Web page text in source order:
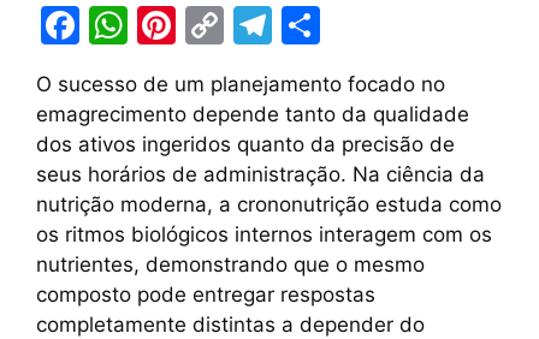
F
c
e
b
o
o
k
W
at
s
A
p
p
Pi
er
e
st
C
o
p
y
Li
n
k
T
e
gr
a
m
ar
e
O sucesso de um planejamento focado no
emagrecimento depende tanto da qualidade
dos ativos ingeridos quanto da precisão de
seus horários de administração. Na ciência da
nutrição moderna, a crononutrição estuda como
os ritmos biológicos internos interagem com os
nutrientes, demonstrando que o mesmo
composto pode entregar respostas
completamente distintas a depender do